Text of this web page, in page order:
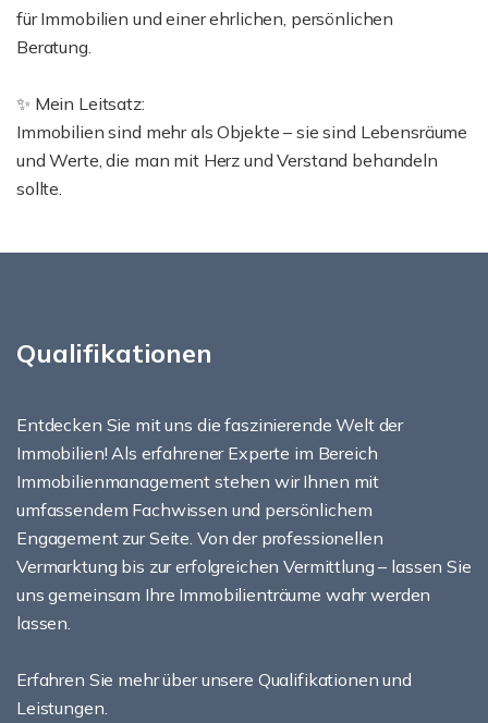
für Immobilien und einer ehrlichen, persönlichen
Beratung.
✨ Mein Leitsatz:
Immobilien sind mehr als Objekte – sie sind Lebensräume
und Werte, die man mit Herz und Verstand behandeln
sollte.
Qualifikationen
Entdecken Sie mit uns die faszinierende Welt der
Immobilien! Als erfahrener Experte im Bereich
Immobilienmanagement stehen wir Ihnen mit
umfassendem Fachwissen und persönlichem
Engagement zur Seite. Von der professionellen
Vermarktung bis zur erfolgreichen Vermittlung – lassen Sie
uns gemeinsam Ihre Immobilienträume wahr werden
lassen.
Erfahren Sie mehr über unsere Qualifikationen und
Leistungen.